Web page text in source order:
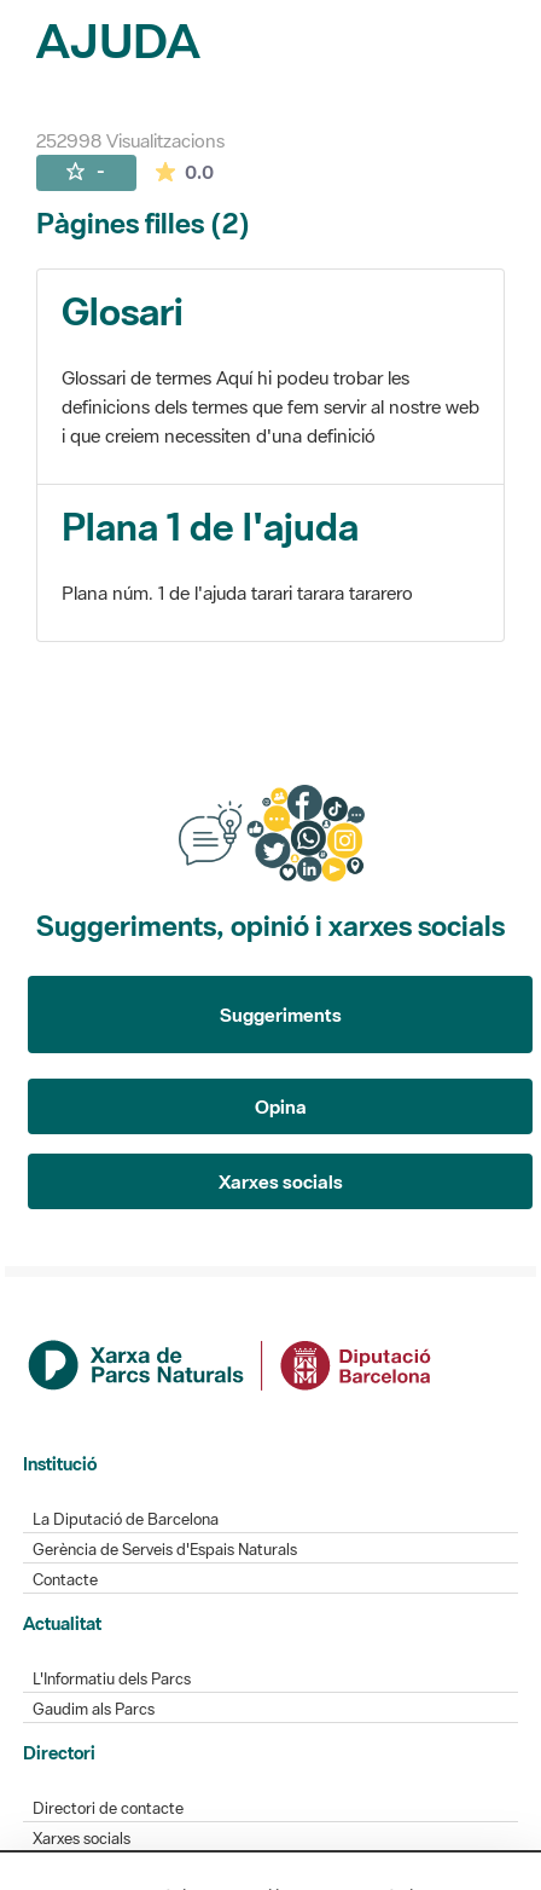
AJUDA
252998 Visualitzacions
- 0.0La mitjana de les valoracions és de 0
Pàgines filles (2)
Glosari
Glossari de termes Aquí hi podeu trobar les
definicions dels termes que fem servir al nostre web
i que creiem necessiten d'una definició
Plana 1 de l'ajuda
Plana núm. 1 de l'ajuda tarari tarara tararero
Suggeriments, opinió i xarxes socials
Suggeriments
Opina
Xarxes socials
Institució
La Diputació de Barcelona
Gerència de Serveis d'Espais Naturals
Contacte
Actualitat
L'Informatiu dels Parcs
Gaudim als Parcs
Directori
Directori de contacte
Xarxes socials